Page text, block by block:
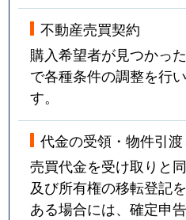
不動産売買契約
購入希望者が見つかっ
で各種条件の調整を行
す。
代金の受領・物件引渡
売買代金を受け取りと
及び所有権の移転登記
ある場合には、確定申